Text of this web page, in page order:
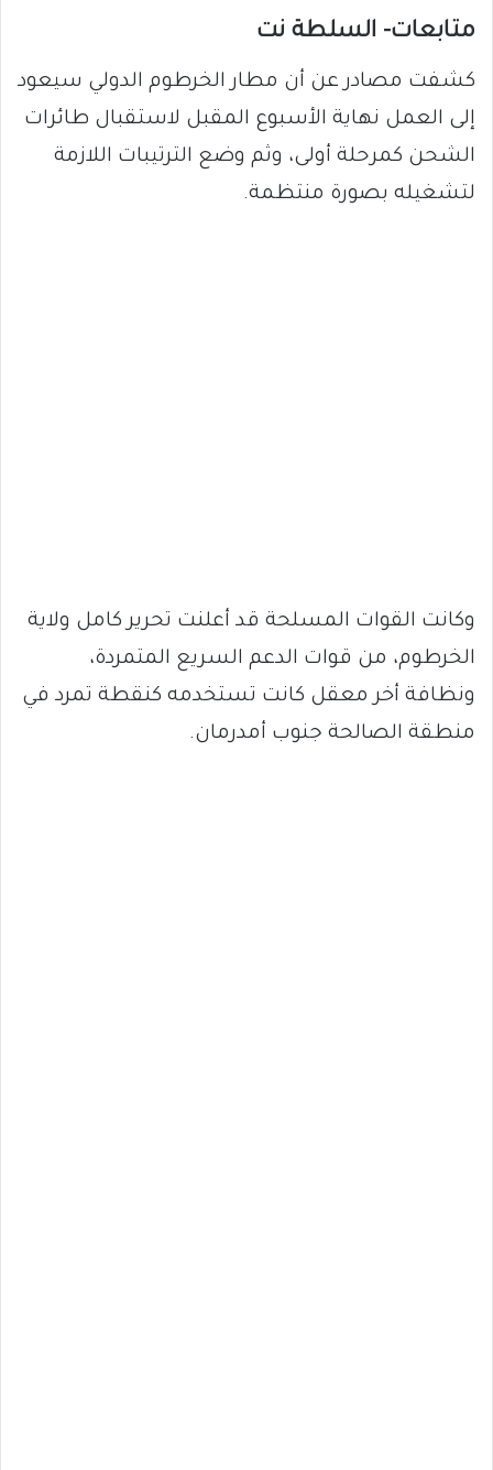
متابعات- السلطة نت
كشفت مصادر عن أن مطار الخرطوم الدولي سيعود
إلى العمل نهاية الأسبوع المقبل لاستقبال طائرات
الشحن كمرحلة أولى، وثم وضع الترتيبات اللازمة
لتشغيله بصورة منتظمة.
وكانت القوات المسلحة قد أعلنت تحرير كامل ولاية
الخرطوم، من قوات الدعم السريع المتمردة،
ونظافة أخر معقل كانت تستخدمه كنقطة تمرد في
منطقة الصالحة جنوب أمدرمان.